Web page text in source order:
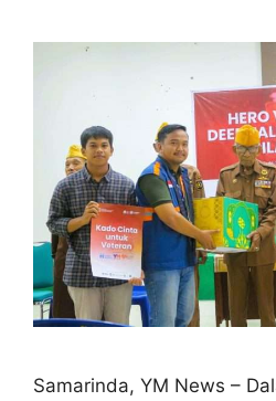
Samarinda, YM News –